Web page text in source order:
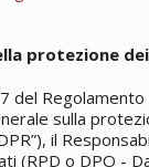
protezione
del
sulla
il
(RPD o DPO -